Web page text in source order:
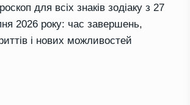
для всіх знаків зодіаку з 27
2026 року: час завершень,
і нових можливостей